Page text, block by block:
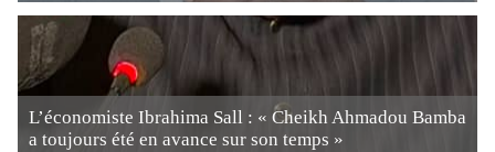
L’économiste Ibrahima Sall : « Cheikh Ahmadou Bamba
a toujours été en avance sur son temps »